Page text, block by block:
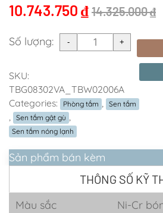
10.743.750 ₫ 14.325.000₫
Số lượng:
SKU:
TBG08302VA_TBW02006A
Categories:
Phòng tắm Sen tắm
Sen tắm gật gù
Sen tắm nóng lạnh
Sản phẩm bán kèm
THÔNG SỐ KỸ
Màu sắc
Ni-Cr